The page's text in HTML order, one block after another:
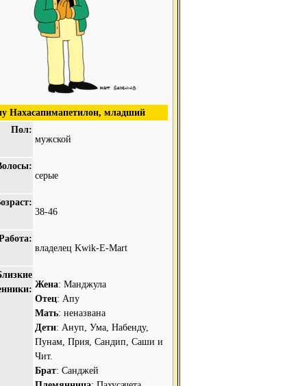
Нахасапимапетилон, младший
Пол:
мужской
серые
38-46
владелец Kwik-E-Mart
Жена: Манджула
Отец: Апу
Мать: неназвана
Дети: Ануп, Ума, Набенду,
Пунам, Прия, Сандип, Саши и
Чит.
Брат: Санджей